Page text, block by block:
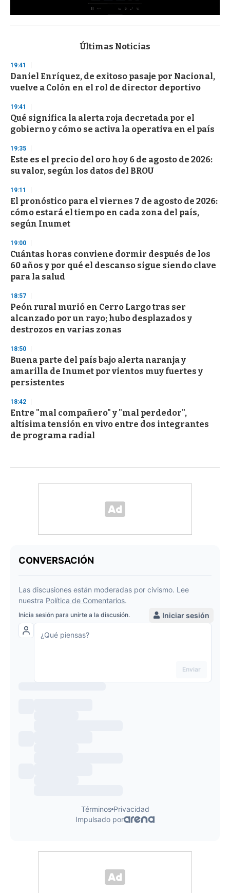
s
d
s
o
f
3
s
c
n
d
Últimas Noticias
19:41
Daniel Enríquez, de exitoso pasaje por Nacional,
vuelve a Colón en el rol de director deportivo
19:41
Qué significa la alerta roja decretada por el
gobierno y cómo se activa la operativa en el país
19:35
Este es el precio del oro hoy 6 de agosto de 2026:
su valor, según los datos del BROU
19:11
El pronóstico para el viernes 7 de agosto de 2026:
cómo estará el tiempo en cada zona del país,
según Inumet
19:00
Cuántas horas conviene dormir después de los
60 años y por qué el descanso sigue siendo clave
para la salud
18:57
Peón rural murió en Cerro Largo tras ser
alcanzado por un rayo; hubo desplazados y
destrozos en varias zonas
18:50
Buena parte del país bajo alerta naranja y
amarilla de Inumet por vientos muy fuertes y
persistentes
18:42
Entre "mal compañero" y "mal perdedor",
altísima tensión en vivo entre dos integrantes
de programa radial